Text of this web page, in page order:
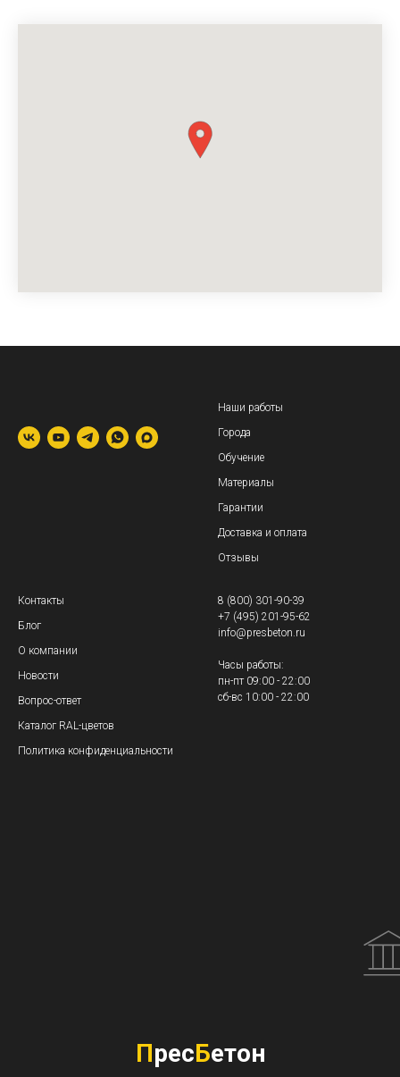
Наши работы
Города
Обучение
Материалы
Гарантии
Доставка и оплата
Отзывы
Контакты
Блог
О компании
Новости
Вопрос-ответ
Каталог RAL-цветов
Политика конфиденциальности
8 (800) 301-90-39
+7 (495) 201-95-62
info@presbeton.ru
Часы работы:
пн-пт 09:00 - 22:00
сб-вс 10:00 - 22:00
ПресБетон